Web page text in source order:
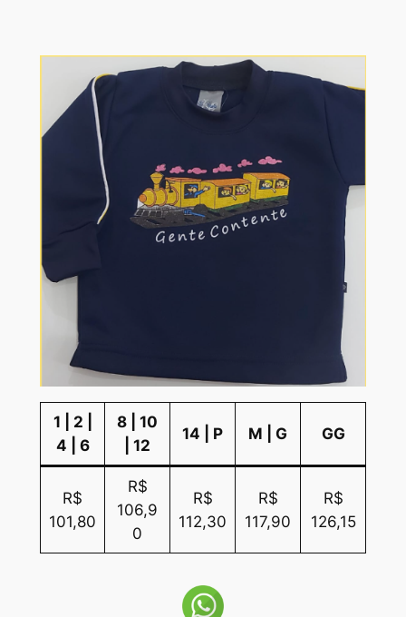
1 | 2 |
4 | 6
8 | 10
| 12
14 | P M | G GG
R$
101,80
R$
106,9
0
R$
112,30
R$
117,90
R$
126,15